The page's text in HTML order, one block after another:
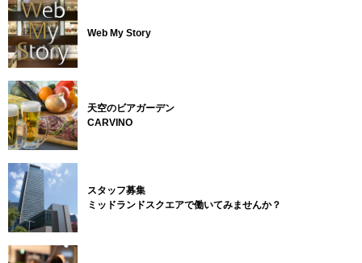
Web My Story
天空のビアガーデン
CARVINO
スタッフ募集
ミッドランドスクエアで働いてみませんか？